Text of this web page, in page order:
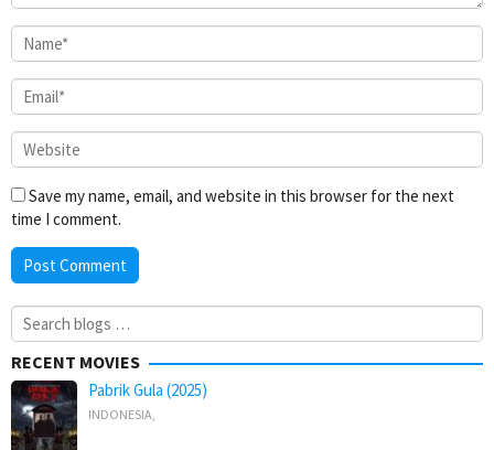
Save my name, email, and website in this browser for the next
time I comment.
Search
for:
RECENT MOVIES
Pabrik Gula (2025)
INDONESIA